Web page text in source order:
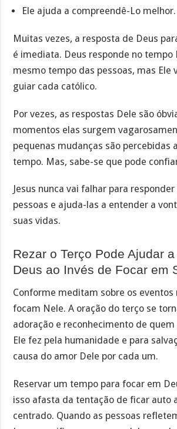
Ele ajuda a compreendê-Lo melhor.
Muitas vezes, a resposta de Deus
é imediata. Deus responde no tempo
mesmo tempo das pessoas, mas Ele
guiar cada católico.
Por vezes, as respostas Dele são
momentos elas surgem
pequenas mudanças são percebidas
tempo. Mas, sabe-se que pode
Jesus nunca vai falhar para
pessoas e ajuda-las a entender a
suas vidas.
Rezar o Terço Pode Ajudar
Deus ao Invés de Focar em
Conforme meditam sobre os eventos
focam Nele. A oração do terço se
adoração e reconhecimento de quem
Ele fez pela humanidade e para
causa do amor Dele por cada um.
Reservar um tempo para focar em
isso afasta da tentação de ficar auto
centrado. Quando as pessoas